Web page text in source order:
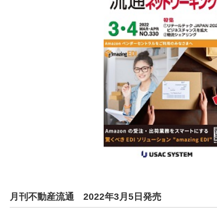
月刊不動産流通 2022年3月5日発売